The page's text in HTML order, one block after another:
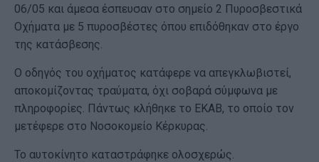
06/05 και άμεσα έσπευσαν στο σημείο 2 Πυροσβεστικά
Οχήματα με 5 πυροσβέστες όπου επιδόθηκαν στο έργο
της κατάσβεσης.
Ο οδηγός του οχήματος κατάφερε να απεγκλωβιστεί,
αποκομίζοντας τραύματα, όχι σοβαρά σύμφωνα με
πληροφορίες. Πάντως κλήθηκε το ΕΚΑΒ, το οποίο τον
μετέφερε στο Νοσοκομείο Κέρκυρας.
Το αυτοκίνητο καταστράφηκε ολοσχερώς.